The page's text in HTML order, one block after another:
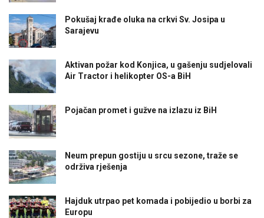
Pokušaj krađe oluka na crkvi Sv. Josipa u
Sarajevu
Aktivan požar kod Konjica, u gašenju sudjelovali
Air Tractor i helikopter OS-a BiH
Pojačan promet i gužve na izlazu iz BiH
Neum prepun gostiju u srcu sezone, traže se
održiva rješenja
Hajduk utrpao pet komada i pobijedio u borbi za
Europu